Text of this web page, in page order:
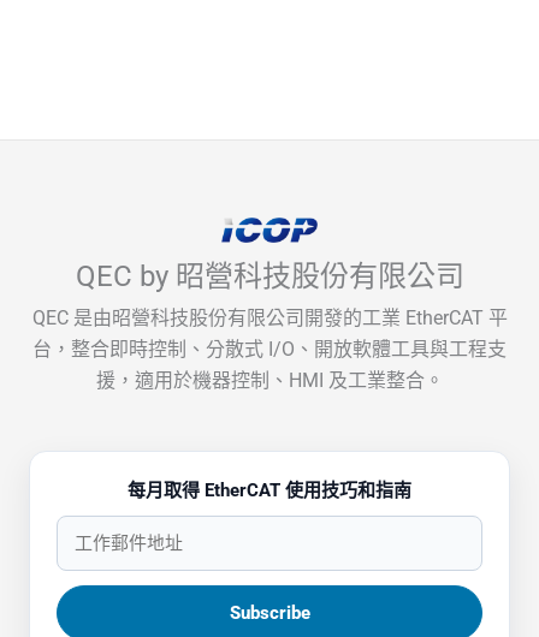
QEC by 昭營科技股份有限公司
QEC 是由昭營科技股份有限公司開發的工業 EtherCAT 平
台，整合即時控制、分散式 I/O、開放軟體工具與工程支
援，適用於機器控制、HMI 及工業整合。
每月取得 EtherCAT 使用技巧和指南